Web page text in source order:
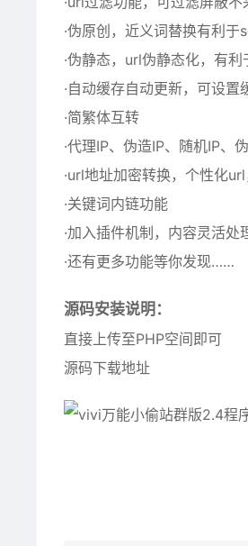
·伪原创，近义词替换有利于
·伪静态，url伪静态化，有利
·自动缓存自动更新，可设
·简繁体互转
·代理IP、伪造IP、随机IP
·url地址加密转换，个性化
·关键词内链功能
·加入插件机制，内容灵活处
·还有更多功能等你发现……
源码安装说明：
直接上传至PHP空间即可
源码下载地址